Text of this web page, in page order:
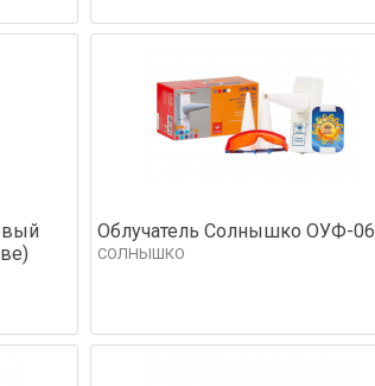
Облучатель Солнышко ОУФ-06
СОЛНЫШКО